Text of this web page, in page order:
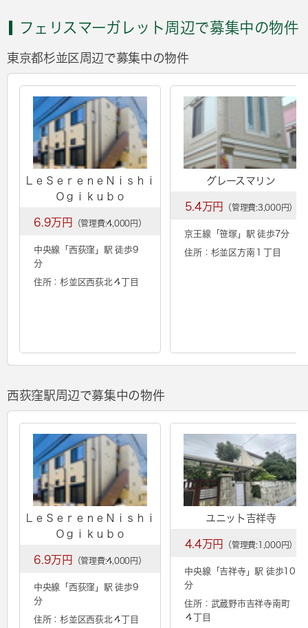
フェリスマーガレット周辺で募集中の物件
東京都杉並区周辺で募集中の物件
ＬｅＳｅｒｅｎｅＮｉｓｈｉ
Ｏｇｉｋｕｂｏ
6.9万円 （管理費:4,000円）
中央線「 西荻窪 」駅 徒歩9
分
住所：杉並区西荻北４丁目
グレースマリン
5.4万円 （管理費:3,000円）
京王線「笹塚 」駅 徒歩7分
住所：杉並区方南１丁目
西荻窪駅周辺で募集中の物件
ＬｅＳｅｒｅｎｅＮｉｓｈｉ
Ｏｇｉｋｕｂｏ
6.9万円 （管理費:4,000円）
中央線「 西荻窪 」駅 徒歩9
分
住所：杉並区西荻北４丁目
ユニット吉祥寺
4.4万円 （管理費:1,000円）
中央線「 吉祥寺」駅 徒歩10
分
住所：武蔵野市吉祥寺南町
４丁目